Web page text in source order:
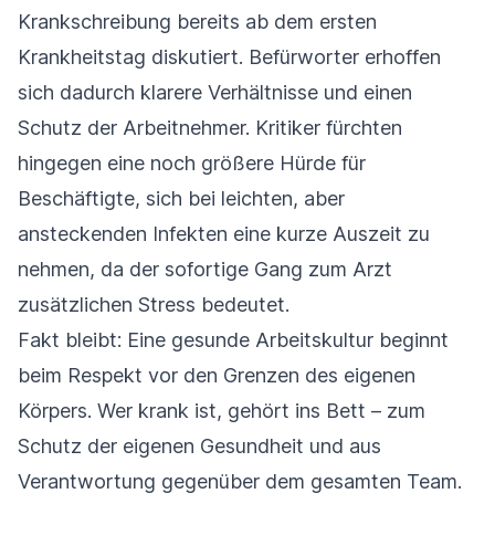
Krankschreibung bereits ab dem ersten
Krankheitstag diskutiert. Befürworter erhoffen
sich dadurch klarere Verhältnisse und einen
Schutz der Arbeitnehmer. Kritiker fürchten
hingegen eine noch größere Hürde für
Beschäftigte, sich bei leichten, aber
ansteckenden Infekten eine kurze Auszeit zu
nehmen, da der sofortige Gang zum Arzt
zusätzlichen Stress bedeutet.
Fakt bleibt: Eine gesunde Arbeitskultur beginnt
beim Respekt vor den Grenzen des eigenen
Körpers. Wer krank ist, gehört ins Bett – zum
Schutz der eigenen Gesundheit und aus
Verantwortung gegenüber dem gesamten Team.